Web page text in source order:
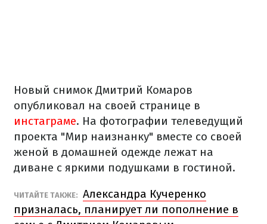
Новый снимок Дмитрий Комаров
опубликовал на своей странице в
инстаграме. На фотографии телеведущий
проекта "Мир наизнанку" вместе со своей
женой в домашней одежде лежат на
диване с яркими подушками в гостиной.
ЧИТАЙТЕ ТАКЖЕ: Александра Кучеренко
призналась, планирует ли пополнение в